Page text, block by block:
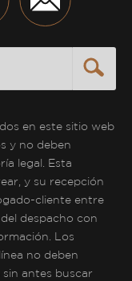
en este sitio web
y no deben
legal. Esta
y su recepción
cliente entre
despacho con
Los
no deben
antes buscar